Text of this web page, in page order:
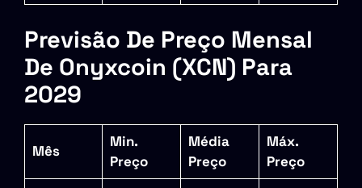
Previsão De Preço Mensal
De Onyxcoin (XCN) Para
2029
Mês
Min.
Preço
Média
Preço
Máx.
Preço